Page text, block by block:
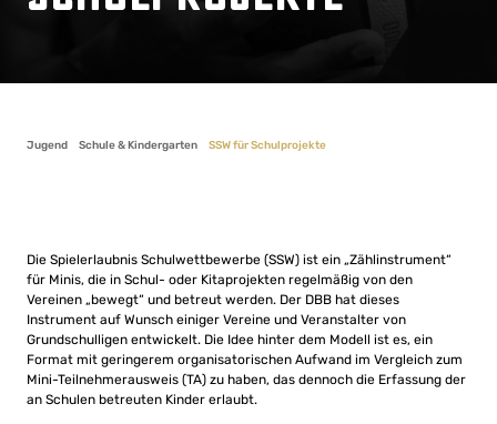
Jugend Schule & Kindergarten SSW für Schulprojekte
Die Spielerlaubnis Schulwettbewerbe (SSW) ist ein „Zählinstrument“
für Minis, die in Schul- oder Kitaprojekten regelmäßig von den
Vereinen „bewegt“ und betreut werden. Der DBB hat dieses
Instrument auf Wunsch einiger Vereine und Veranstalter von
Grundschulligen entwickelt. Die Idee hinter dem Modell ist es, ein
Format mit geringerem organisatorischen Aufwand im Vergleich zum
Mini-Teilnehmerausweis (TA) zu haben, das dennoch die Erfassung der
an Schulen betreuten Kinder erlaubt.